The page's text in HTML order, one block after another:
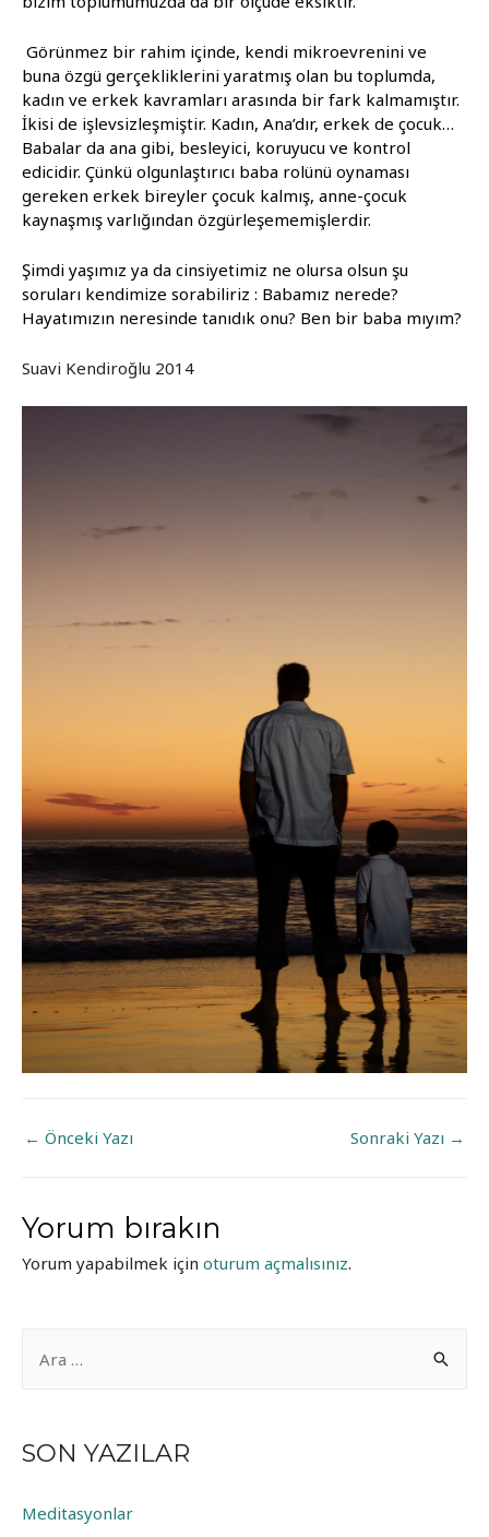
Görünmez bir rahim içinde, kendi mikroevrenini ve
buna özgü gerçekliklerini yaratmış olan bu toplumda,
kadın ve erkek kavramları arasında bir fark kalmamıştır.
İkisi de işlevsizleşmiştir. Kadın, Ana’dır, erkek de çocuk…
Babalar da ana gibi, besleyici, koruyucu ve kontrol
edicidir. Çünkü olgunlaştırıcı baba rolünü oynaması
gereken erkek bireyler çocuk kalmış, anne-çocuk
kaynaşmış varlığından özgürleşememişlerdir.
Şimdi yaşımız ya da cinsiyetimiz ne olursa olsun şu
soruları kendimize sorabiliriz : Babamız nerede?
Hayatımızın neresinde tanıdık onu? Ben bir baba mıyım?
Suavi Kendiroğlu 2014
YAZI
← Önceki Yazı Sonraki Yazı →
Yorum bırakın
Yorum yapabilmek için oturum açmalısınız.
m
:
SON YAZILAR
Meditasyonlar